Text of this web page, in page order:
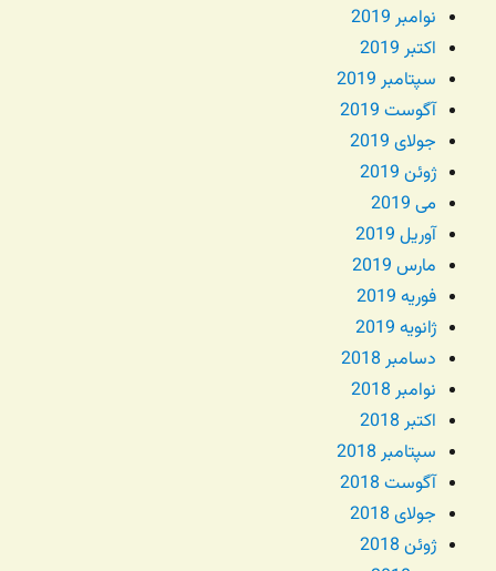
نوامبر 2019
اکتبر 2019
سپتامبر 2019
آگوست 2019
جولای 2019
ژوئن 2019
می 2019
آوریل 2019
مارس 2019
فوریه 2019
ژانویه 2019
دسامبر 2018
نوامبر 2018
اکتبر 2018
سپتامبر 2018
آگوست 2018
جولای 2018
ژوئن 2018